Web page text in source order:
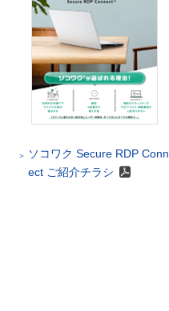
ソコワク Secure RDP Conn
ect ご紹介チラシ